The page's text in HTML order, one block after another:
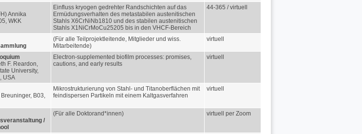
Annika
WKK
Einfluss kryogen gedrehter Randschichten auf das
Ermüdungsverhalten des metastabilen austenitischen
Stahls X6CrNiNb1810 und des stabilen austenitischen
Stahls X1NiCrMoCu25205 bis in den VHCF-Bereich
44-365 / virtuell
(Für alle Teilprojektleitende, Mitglieder und wiss.
Mitarbeitende)
virtuell
F. Reardon,
University,
USA
Electron-supplemented biofilm processes: promises,
cautions, and early results
virtuell
Breuninger, B03,
Mikrostrukturierung von Stahl- und Titanoberflächen mit
feindispersen Partikeln mit einem Kaltgasverfahren
virtuell
/
(Für alle Doktorand*innen) virtuell per Zoom